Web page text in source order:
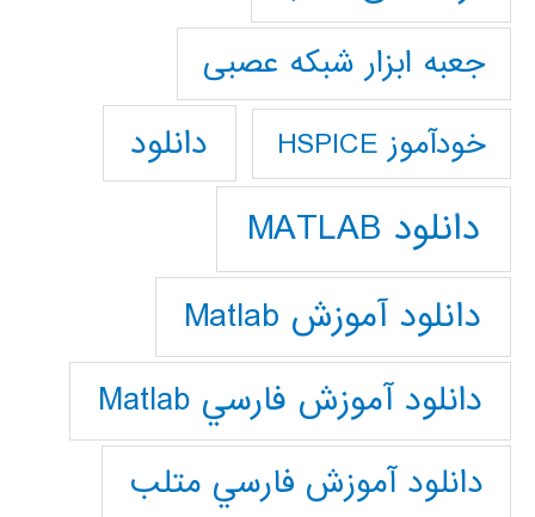
جعبه ابزار شبکه عصبی
خودآموز HSPICE دانلود
دانلود MATLAB
دانلود آموزش Matlab
دانلود آموزش فارسي Matlab
دانلود آموزش فارسي متلب